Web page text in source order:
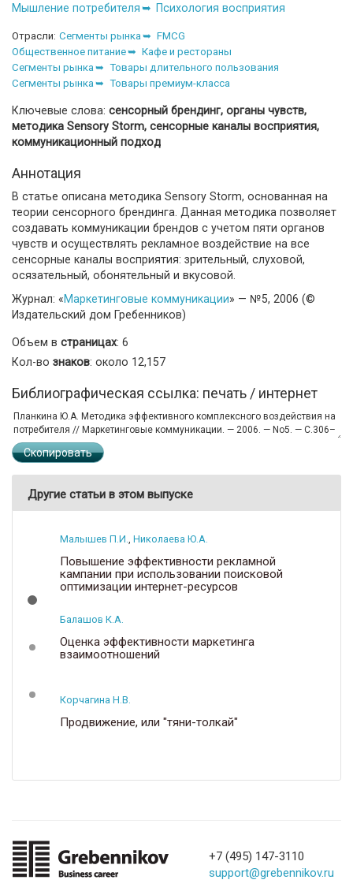
Мышление потребителя
Психология восприятия
Отрасли: Сегменты рынка
FMCG
Общественное питание
Кафе и рестораны
Сегменты рынка
Товары длительного пользования
Сегменты рынка
Товары премиум-класса
Ключевые слова: сенсорный брендинг, органы чувств,
методика Sensory Storm, сенсорные каналы восприятия,
коммуникационный подход
Аннотация
В статье описана методика Sensory Storm, основанная на
теории сенсорного брендинга. Данная методика позволяет
создавать коммуникации брендов с учетом пяти органов
чувств и осуществлять рекламное воздействие на все
сенсорные каналы восприятия: зрительный, слуховой,
осязательный, обонятельный и вкусовой.
Журнал: «Маркетинговые коммуникации» — №5, 2006 (©
Издательский дом Гребенников)
Объем в страницах: 6
Кол-во знаков: около 12,157
Библиографическая ссылка: печать / интернет
Скопировать
Другие статьи в этом выпуске
Малышев П.И. Николаева Ю.А.
Повышение эффективности рекламной
кампании при использовании поисковой
оптимизации интернет-ресурсов
Балашов К.А.
Оценка эффективности маркетинга
взаимоотношений
Корчагина Н.В.
Продвижение, или "тяни-толкай"
+7 (495) 147-3110
support@grebennikov.ru